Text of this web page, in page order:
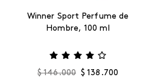
Winner Sport Perfume de
Hombre, 100 ml
$ 146.000 $ 138 .700